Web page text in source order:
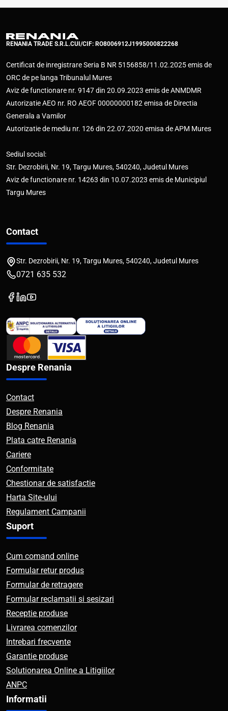
RENANIA TRADE S.R.L.CUI/CIF: RO8006912J1995000822268
Certificat de inregistrare Seria B NR 5156858/11.02.2025 emis de
ORC de pe langa Tribunalul Mures
Aviz de functionare nr. 9147 din 20.09.2023 emis de ANMDMR
Autorizatie AEO nr. RO AEOF 00000000182 emisa de Directia
Generala a Vamilor
Autorizatie de mediu nr. 126 din 22.07.2020 emisa de APM Mures
Sediul social:
Str. Dezrobirii, Nr. 19, Targu Mures, 540240, Judetul Mures
Aviz de functionare nr. 14263 din 10.07.2023 emis de Municipiul
Targu Mures
Contact
Str. Dezrobirii, Nr. 19, Targu Mures, 540240, Judetul Mures
0721 635 532
Despre Renania
Contact
Despre Renania
Blog Renania
Plata catre Renania
Cariere
Conformitate
Chestionar de satisfactie
Harta Site-ului
Regulament Campanii
Suport
Cum comand online
Formular retur produs
Formular de retragere
Formular reclamatii si sesizari
Receptie produse
Livrarea comenzilor
Intrebari frecvente
Garantie produse
Solutionarea Online a Litigiilor
ANPC
Informatii